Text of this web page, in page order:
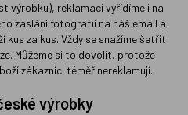
výrobku), reklamaci vyřídíme i na
zaslání fotografií na náš email a
kus za kus. Vždy se snažíme šetřit
Můžeme si to dovolit, protože
zákazníci téměř nereklamují.
výrobky